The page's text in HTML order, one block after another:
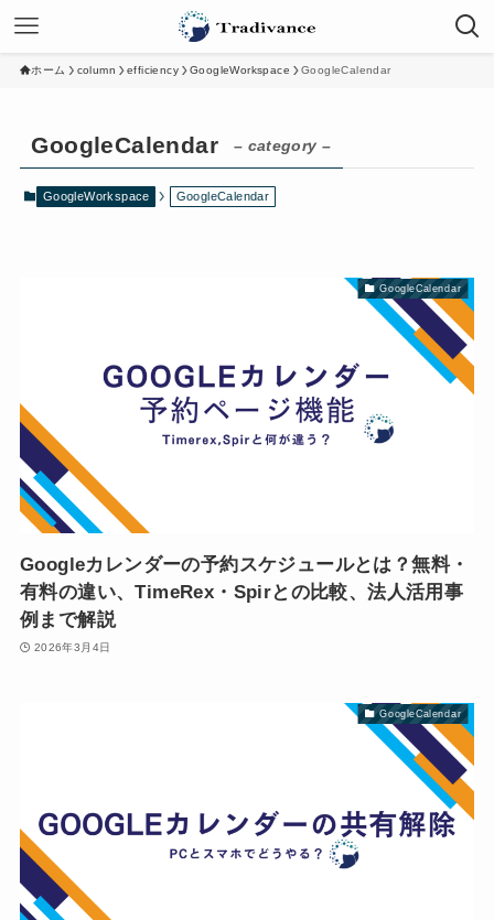
ホーム column efficiency GoogleWorkspace GoogleCalendar
GoogleCalendar – category –
GoogleWorkspace GoogleCalendar
GoogleCalendar
Googleカレンダーの予約スケジュールとは？無料・
有料の違い、TimeRex・Spirとの比較、法人活用事
例まで解説
2026年3月4日
GoogleCalendar